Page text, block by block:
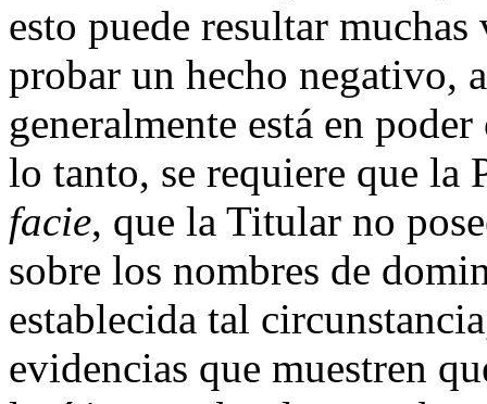
esto puede resultar
probar un hecho negativo,
generalmente está en
lo tanto, se requiere que la
facie, que la Titular no
sobre los nombres de
establecida tal
evidencias que muestren